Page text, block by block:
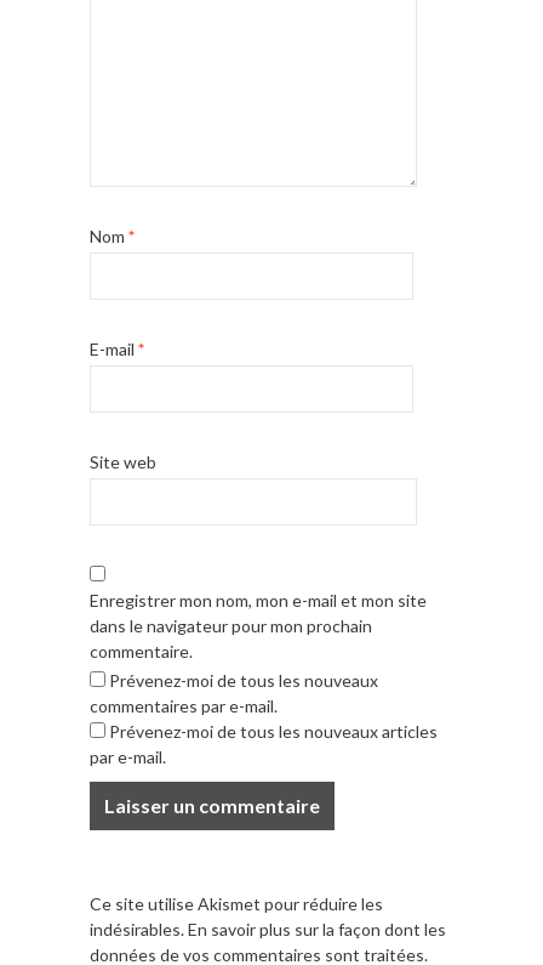
Nom *
E-mail *
Site web
Enregistrer mon nom, mon e-mail et mon site
dans le navigateur pour mon prochain
commentaire.
Prévenez-moi de tous les nouveaux
commentaires par e-mail.
Prévenez-moi de tous les nouveaux articles
par e-mail.
Ce site utilise Akismet pour réduire les
indésirables.En savoir plus sur la façon dont les
données de vos commentaires sont traitées.